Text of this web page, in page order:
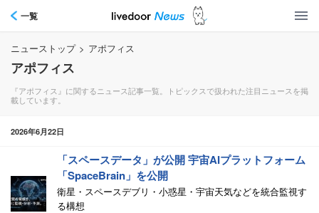
一覧
ニューストップ > アポフィス
アポフィス
『アポフィス』に関するニュース記事一覧。トピックスで扱われた注目ニュースを掲
載しています。
2026年6月22日
「スペースデータ」が公開 宇宙AIプラットフォーム
「SpaceBrain」を公開
衛星・スペースデブリ・小惑星・宇宙天気などを統合監視す
る構想